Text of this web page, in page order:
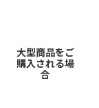
大型商品をご
購入される場
合